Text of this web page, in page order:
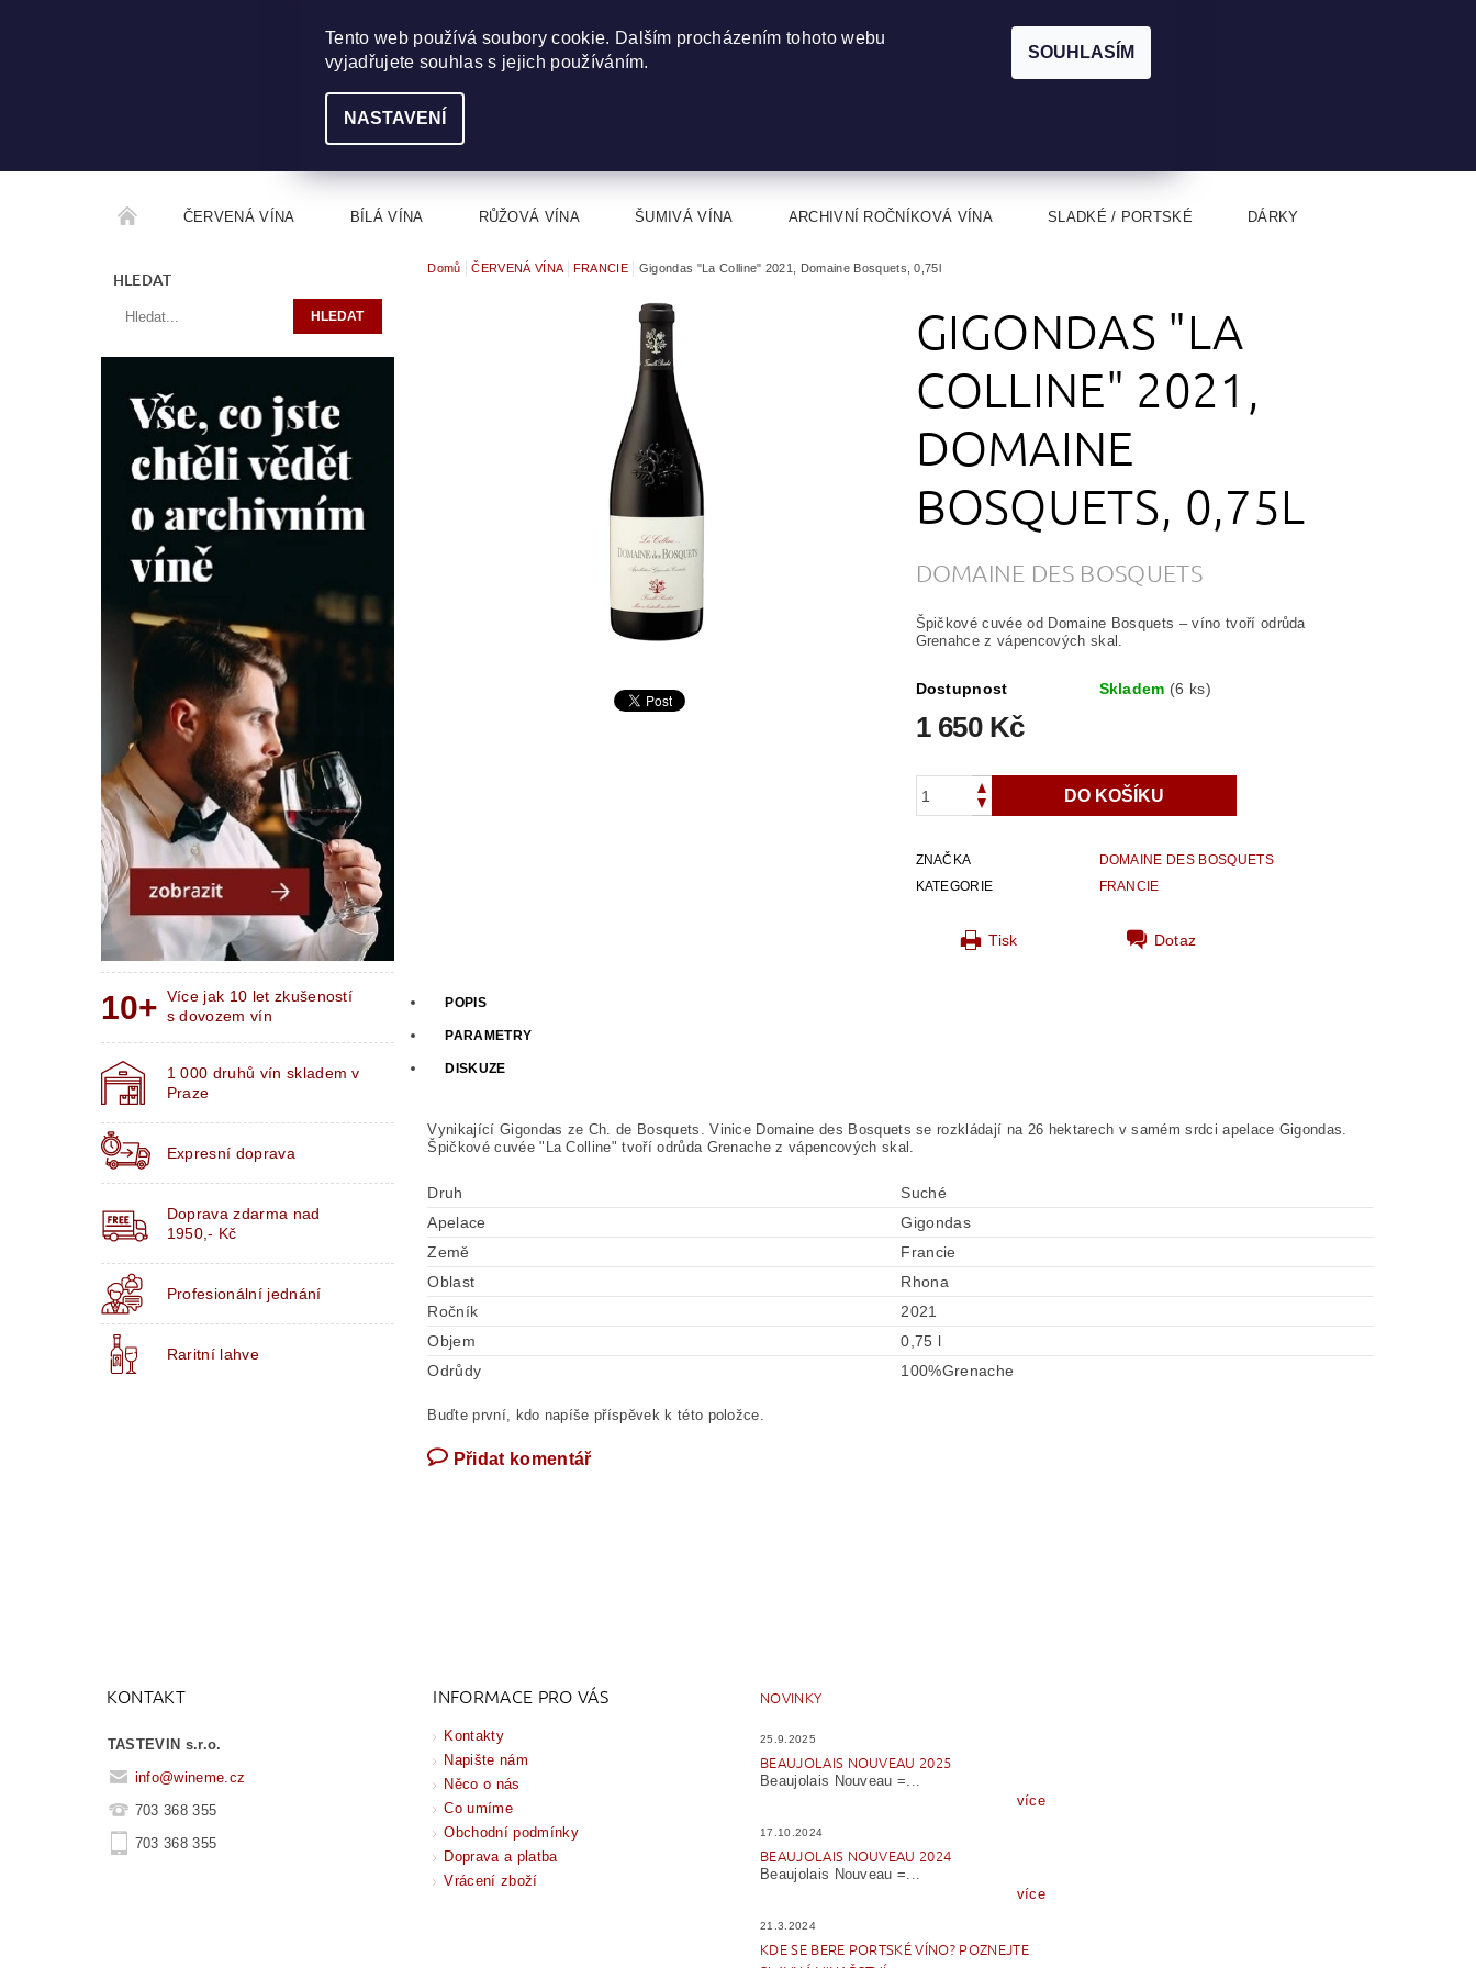
ČERVENÁ VÍNA BÍLÁ VÍNA RŮŽOVÁ VÍNA ŠUMIVÁ VÍNA ARCHIVNÍ ROČNÍKOVÁ VÍNA SLADKÉ / PORTSKÉ DÁRKY
ROČNÍKOVÝ ALKOHOL ROZCESTNÍK VÍN
HLEDAT
Více jak 10 let zkušeností
s dovozem vín
1 000 druhů vín skladem v
Praze
Expresní doprava
Doprava zdarma nad
1950,- Kč
Profesionální jednání
Raritní lahve
Domů ČERVENÁ VÍNA FRANCIE Gigondas "La Colline" 2021, Domaine Bosquets, 0,75l
GIGONDAS "LA
COLLINE" 2021,
DOMAINE
BOSQUETS, 0,75L
DOMAINE DES BOSQUETS
Špičkové cuvée od Domaine Bosquets – víno tvoří odrůda
Grenahce z vápencových skal.
Dostupnost Skladem (6 ks)
1 650 Kč
ZNAČKA
DOMAINE DES BOSQUETS
KATEGORIE
FRANCIE
Tisk Dotaz
POPIS
PARAMETRY
DISKUZE
Vynikající Gigondas ze Ch. de Bosquets. Vinice Domaine des Bosquets se rozkládají na 26 hektarech v samém srdci apelace Gigondas.
Špičkové cuvée "La Colline" tvoří odrůda Grenache z vápencových skal.
Druh
Suché
Apelace
Gigondas
Země
Francie
Oblast
Rhona
Ročník
2021
Objem
0,75 l
Odrůdy
100%Grenache
Buďte první, kdo napíše příspěvek k této položce.
Přidat komentář
KONTAKT
TASTEVIN s.r.o.
info@wineme.cz
703 368 355
703 368 355
INFORMACE PRO VÁS
Kontakty
Napište nám
Něco o nás
Co umíme
Obchodní podmínky
Doprava a platba
Vrácení zboží
NOVINKY
25.9.2025
BEAUJOLAIS NOUVEAU 2025
Beaujolais Nouveau =...
více
17.10.2024
BEAUJOLAIS NOUVEAU 2024
Beaujolais Nouveau =...
více
21.3.2024
KDE SE BERE PORTSKÉ VÍNO? POZNEJTE
Tento web používá soubory cookie. Dalším procházením tohoto webu
vyjadřujete souhlas s jejich používáním.
NASTAVENÍ
SOUHLASÍM